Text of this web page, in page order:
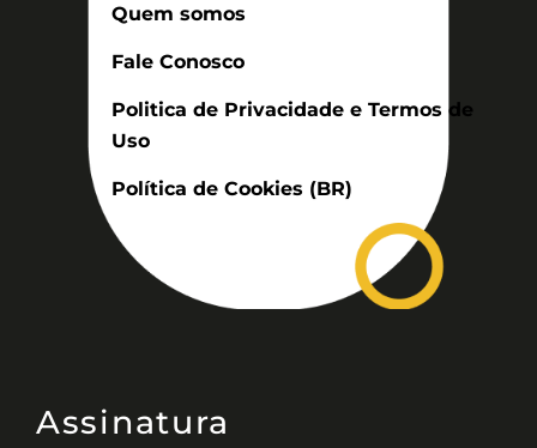
Quem somos
Fale Conosco
Politica de Privacidade e Termos de
Uso
Política de Cookies (BR)
Assinatura